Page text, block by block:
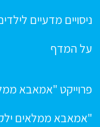
ניסויים מדעיים
על המדף
פרוייקט "אמאבא
"אמאבא ממלאים